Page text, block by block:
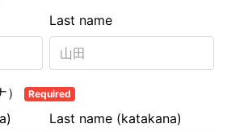
Last name
） Required
Last name (katakana)